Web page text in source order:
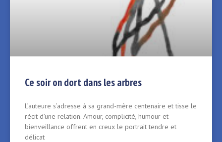
Ce soir on dort dans les arbres
L’auteure s’adresse à sa grand-mère centenaire et tisse le
récit d’une relation. Amour, complicité, humour et
bienveillance offrent en creux le portrait tendre et
délicat